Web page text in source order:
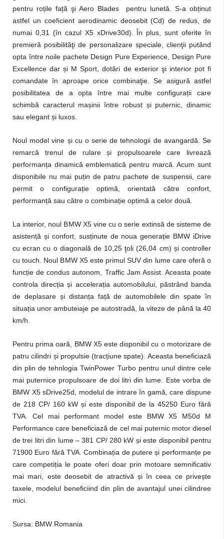
pentru roțile față şi Aero Blades pentru lunetă. S-a obținut
astfel un coeficient aerodinamic deosebit (Cd) de redus, de
numai 0,31 (în cazul X5 xDrive30d). În plus, sunt oferite în
premieră posibilităţi de personalizare speciale, clienţii putând
opta între noile pachete Design Pure Experience, Design Pure
Excellence dar și M Sport, dotări de exterior şi interior pot fi
comandate în aproape orice combinaţie. Se asigură astfel
posibilitatea de a opta între mai multe configurații care
schimbă caracterul mașinii între robust și puternic, dinamic
sau elegant și luxos.
Noul model vine și cu o serie de tehnologii de avangardă. Se
remarcă trenul de rulare și propulsoarele care livrează
performanța dinamică emblematică pentru marcă. Acum sunt
disponibile nu mai puțin de patru pachete de suspensii, care
permit o configurație optimă, orientată către confort,
performanță sau către o combinație optimă a celor două.
La interior, noul BMW X5 vine cu o serie extinsă de sisteme de
asistență și confort, susținute de noua generație BMW iDrive
cu ecran cu o diagonală de 10,25 ţoli (26,04 cm) și controller
cu touch. Noul BMW X5 este primul SUV din lume care oferă o
funcție de condus autonom, Traffic Jam Assist. Aceasta poate
controla direcția și accelerația automobilului, păstrând banda
de deplasare și distanța față de automobilele din spate în
situația unor ambuteiaje pe autostradă, la viteze de până la 40
km/h.
Pentru prima oară, BMW X5 este disponibil cu o motorizare de
patru cilindri și propulsie (tracțiune spate). Aceasta beneficiază
din plin de tehnlogia TwinPower Turbo pentru unul dintre cele
mai puternice propulsoare de doi litri din lume. Este vorba de
BMW X5 sDrive25d, modelul de intrare în gamă, care dispune
de 218 CP/ 160 kW și este disponibil de la 45250 Euro fără
TVA. Cel mai performant model este BMW X5 M50d M
Performance care beneficiază de cel mai puternic motor diesel
de trei litri din lume – 381 CP/ 280 kW și este disponibil pentru
71900 Euro fără TVA. Combinația de putere și performanțe pe
care competiția le poate oferi doar prin motoare semnificativ
mai mari, este deosebit de atractivă și în ceea ce privește
taxele, modelul beneficiind din plin de avantajul unei cilindree
mici.
Sursa: BMW Romania